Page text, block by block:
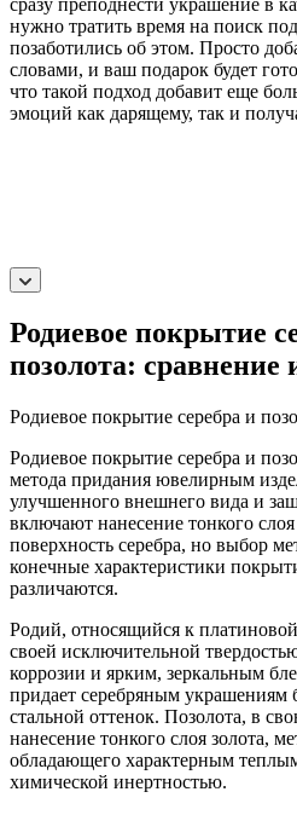
нужно тратить время на поиск
позаботились об этом. Просто
словами, и ваш подарок будет
что такой подход добавит еще
эмоций как дарящему, так и
Родиевое покрытие
позолота: сравнение
Родиевое покрытие серебра и
Родиевое покрытие серебра и
метода придания ювелирным
улучшенного внешнего вида и
включают нанесение тонкого
поверхность серебра, но выбор
конечные характеристики
различаются.
Родий, относящийся к
своей исключительной
коррозии и ярким, зеркальным
придает серебряным украшениям
стальной оттенок. Позолота, в
нанесение тонкого слоя золота,
обладающего характерным
химической инертностью.